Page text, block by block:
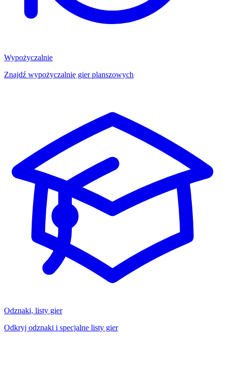
Wypożyczalnie
Znajdź wypożyczalnię gier planszowych
Odznaki, listy gier
Odkryj odznaki i specjalne listy gier